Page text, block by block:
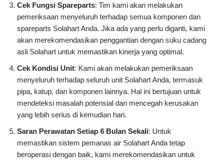
Cek Fungsi Spareparts: Tim kami akan melakukan
pemeriksaan menyeluruh terhadap semua komponen dan
spareparts Solahart Anda. Jika ada yang perlu diganti, kami
akan merekomendasikan penggantian dengan suku cadang
asli Solahart untuk memastikan kinerja yang optimal.
Cek Kondisi Unit: Kami akan melakukan pemeriksaan
menyeluruh terhadap seluruh unit Solahart Anda, termasuk
pipa, katup, dan komponen lainnya. Hal ini bertujuan untuk
mendeteksi masalah potensial dan mencegah kerusakan
yang lebih serius di kemudian hari.
Saran Perawatan Setiap 6 Bulan Sekali: Untuk
memastikan sistem pemanas air Solahart Anda tetap
beroperasi dengan baik, kami merekomendasikan untuk